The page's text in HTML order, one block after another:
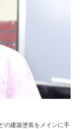
の建築塗装をメインに手